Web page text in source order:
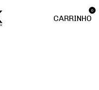
CARRINHO
0